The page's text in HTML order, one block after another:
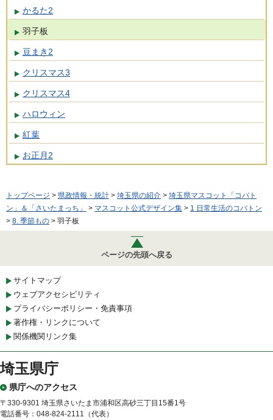
かるた2
羽子板
豆まき2
クリスマス3
クリスマス4
ハロウィン
紅葉
お正月2
トップページ > 県政情報・統計 > 埼玉県の紹介 > 埼玉県マスコット「コバト
ン」＆「さいたまっち」
> マスコット公式デザイン集 > 1 日常生活のコバトン
> 8. 季節もの > 羽子板
ページの先頭へ戻る
サイトマップ
ウェブアクセシビリティ
プライバシーポリシー・免責事項
著作権・リンクについて
関係機関リンク集
埼玉県庁
県庁へのアクセス
〒330-9301 埼玉県さいたま市浦和区高砂三丁目15番1号
電話番号：048-824-2111（代表）